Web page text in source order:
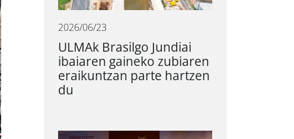
2026/06/23
ULMAk Brasilgo Jundiai
ibaiaren gaineko zubiaren
eraikuntzan parte hartzen
du